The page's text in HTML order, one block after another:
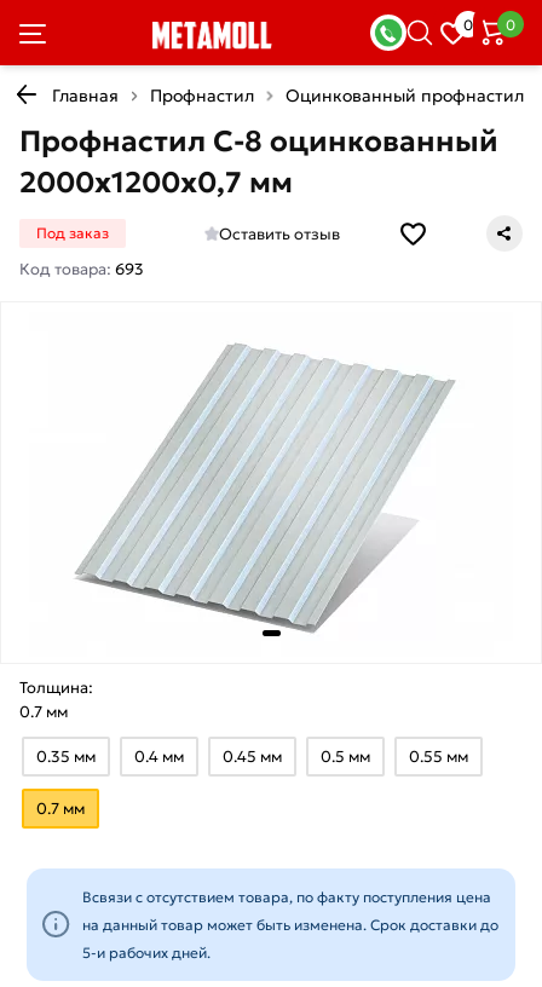
0 0
Главная Профнастил Оцинкованный профнастил
Профнастил С-8 оцинкованный
2000х1200х0,7 мм
Под заказ
Оставить отзыв
Код товара: 693
Толщина:
0.7 мм
0.35 мм 0.4 мм 0.45 мм 0.5 мм 0.55 мм
0.7 мм
Всвязи с отсутствием товара, по факту поступления цена
на данный товар может быть изменена. Срок доставки до
5-и рабочих дней.